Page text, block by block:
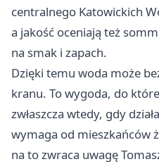
centralnego Katowickich
a jakość oceniają też
na smak i zapach.
Dzięki temu woda może
kranu. To wygoda, do
zwłaszcza wtedy, gdy
wymaga od mieszkańców
na to zwraca uwagę